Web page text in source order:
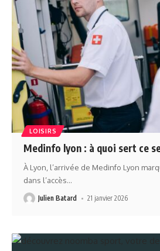
LOISIRS
Medinfo lyon : à quoi sert ce
À Lyon, l’arrivée de Medinfo Lyon
dans l’accès…
Julien Batard 21 janvier 2026